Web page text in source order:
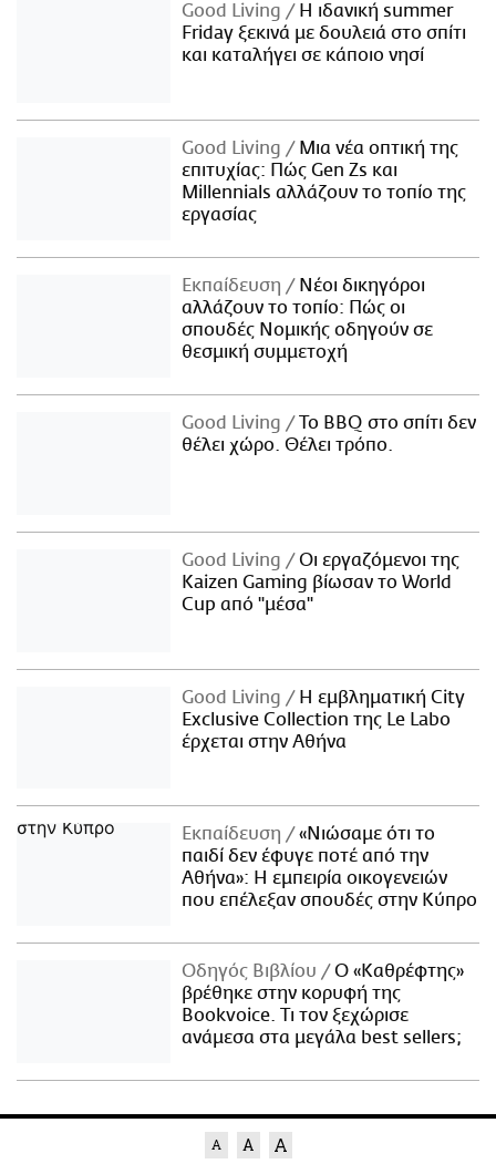
Good Living
Η ιδανική summer
Friday ξεκινά με δουλειά στο σπίτι
και καταλήγει σε κάποιο νησί
Good Living
Μια νέα οπτική της
επιτυχίας: Πώς Gen Zs και
Millennials αλλάζουν το τοπίο της
εργασίας
Εκπαίδευση
Νέοι δικηγόροι
αλλάζουν το τοπίο: Πώς οι
σπουδές Νομικής οδηγούν σε
θεσμική συμμετοχή
Good Living
Το BBQ στο σπίτι δεν
θέλει χώρο. Θέλει τρόπο.
Good Living
Οι εργαζόμενοι της
Kaizen Gaming βίωσαν το World
Cup από "μέσα"
Good Living
Η εμβληματική City
Exclusive Collection της Le Labo
έρχεται στην Αθήνα
Εκπαίδευση
«Νιώσαμε ότι το
παιδί δεν έφυγε ποτέ από την
Αθήνα»: Η εμπειρία οικογενειών
που επέλεξαν σπουδές στην Κύπρο
Οδηγός Βιβλίου
Ο «Καθρέφτης»
βρέθηκε στην κορυφή της
Bookvoice. Τι τον ξεχώρισε
ανάμεσα στα μεγάλα best sellers;